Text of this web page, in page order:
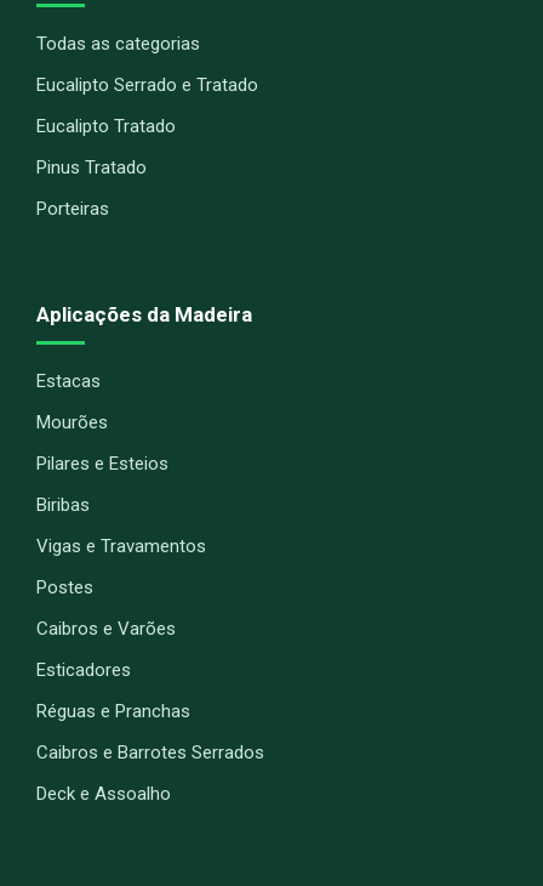
Todas as categorias
Eucalipto Serrado e Tratado
Eucalipto Tratado
Pinus Tratado
Porteiras
Aplicações da Madeira
Estacas
Mourões
Pilares e Esteios
Biribas
Vigas e Travamentos
Postes
Caibros e Varões
Esticadores
Réguas e Pranchas
Caibros e Barrotes Serrados
Deck e Assoalho